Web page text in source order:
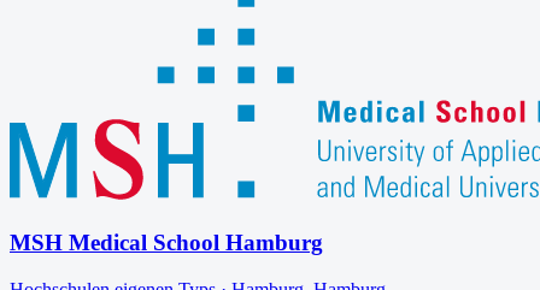
MSH Medical School Hamburg